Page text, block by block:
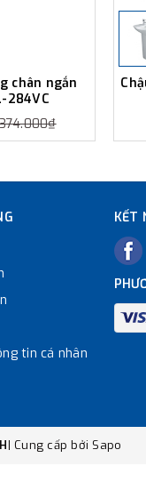
chân ngắn
284VC
tin cá nhân
KẾT
| Cung cấp bởi Sapo